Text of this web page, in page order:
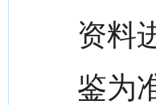
资料
鉴为